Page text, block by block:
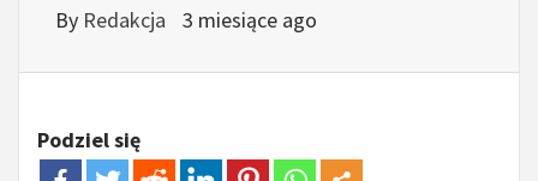
By Redakcja 3 miesiące ago
Podziel się